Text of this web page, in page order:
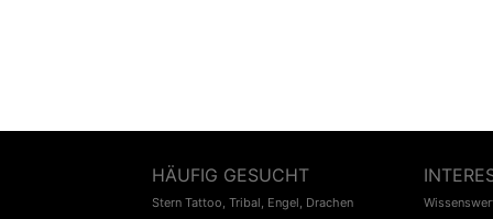
HÄUFIG GESUCHT
Stern Tattoo, Tribal, Engel, Drachen